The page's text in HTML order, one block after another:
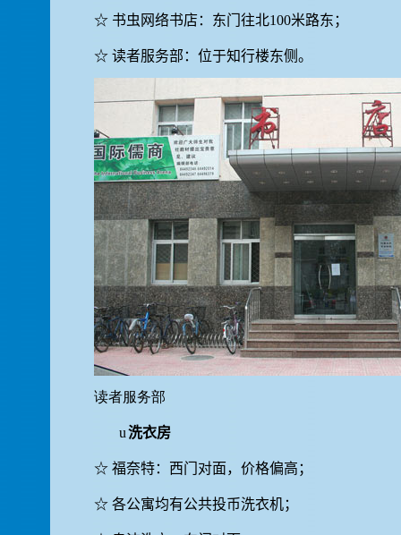
☆ 书虫网络书店：东门往北100米路东；
☆ 读者服务部：位于知行楼东侧。
读者服务部
u洗衣房
☆ 福奈特：西门对面，价格偏高；
☆ 各公寓均有公共投币洗衣机；